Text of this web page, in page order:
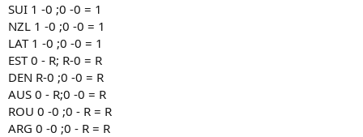
SUI 1 -0 ;0 -0 = 1
NZL 1 -0 ;0 -0 = 1
LAT 1 -0 ;0 -0 = 1
EST 0 - R; R-0 = R
DEN R-0 ;0 -0 = R
AUS 0 - R;0 -0 = R
ROU 0 -0 ;0 - R = R
ARG 0 -0 ;0 - R = R